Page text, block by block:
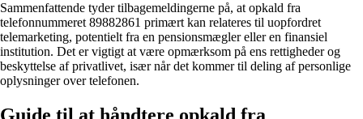
Sammenfattende tyder tilbagemeldingerne på, at opkald fra
telefonnummeret 89882861 primært kan relateres til uopfordret
telemarketing, potentielt fra en pensionsmægler eller en finansiel
institution. Det er vigtigt at være opmærksom på ens rettigheder og
beskyttelse af privatlivet, især når det kommer til deling af personlige
oplysninger over telefonen.